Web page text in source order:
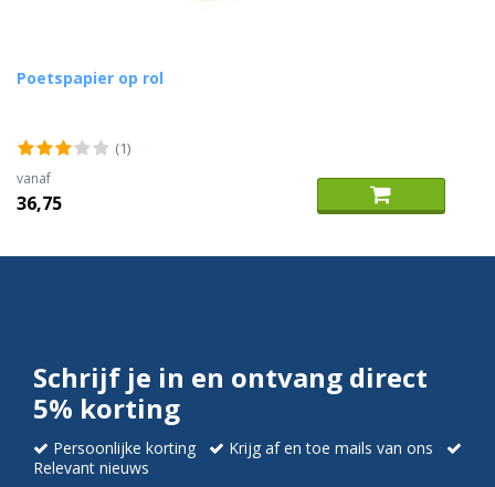
Poetspapier op rol
(1)
vanaf
36,75
Schrijf je in en ontvang direct
5% korting
Persoonlijke korting
Krijg af en toe mails van ons
Relevant nieuws